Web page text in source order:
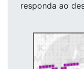
responda ao